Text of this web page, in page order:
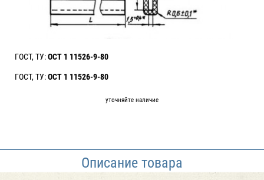
ГОСТ, ТУ:ОСТ 1 11526-9-80
ГОСТ, ТУ:ОСТ 1 11526-9-80
уточняйте наличие
Описание товара